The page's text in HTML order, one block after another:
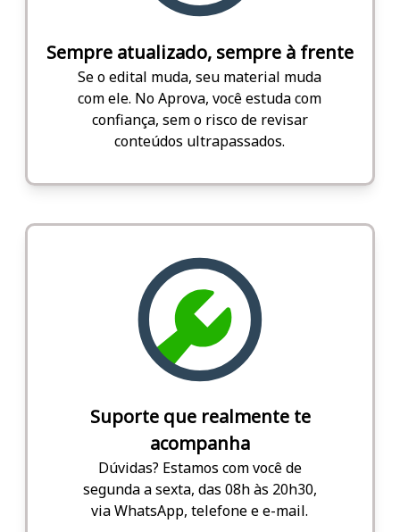
Sempre atualizado, sempre à frente
Se o edital muda, seu material muda
com ele. No Aprova, você estuda com
confiança, sem o risco de revisar
conteúdos ultrapassados.
Suporte que realmente te
acompanha
Dúvidas? Estamos com você de
segunda a sexta, das 08h às 20h30,
via WhatsApp, telefone e e-mail.